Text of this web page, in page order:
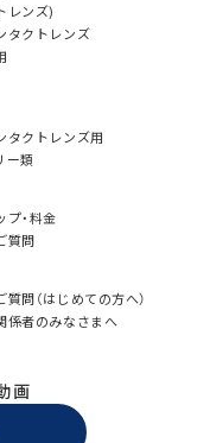
レンズ)
タクトレンズ
タクトレンズ用
ー類
プ・料金
質問
問（はじめての方へ）
係者のみなさまへ
画